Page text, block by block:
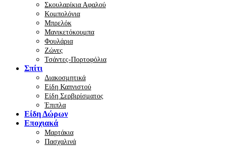
Σκουλαρίκια Αφαλού
Κομπολόγια
Μπρελόκ
Μανικετόκουμπα
Φουλάρια
Ζώνες
Τσάντες-Πορτοφόλια
Σπίτι
Διακοσμητικά
Είδη Καπνιστού
Είδη Σερβιρίσματος
Έπιπλα
Είδη Δώρων
Εποχιακά
Μαρτάκια
Πασχαλινά